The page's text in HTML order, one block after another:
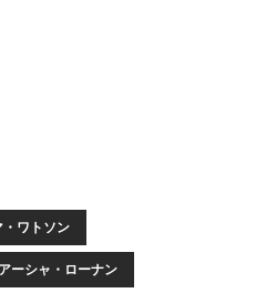
・ワトソン
ーシャ・ローナン